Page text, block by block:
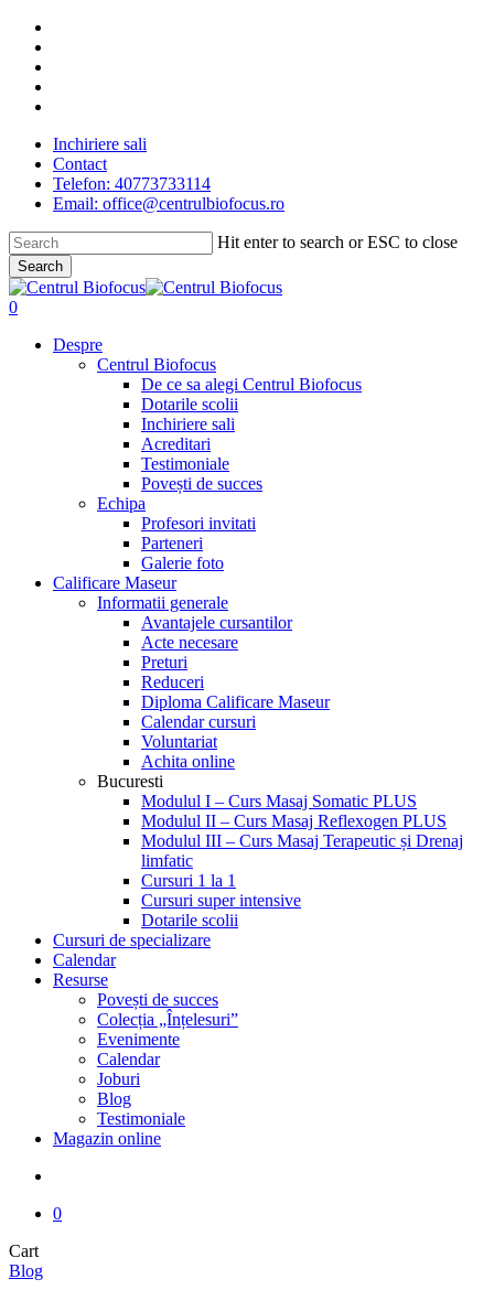
Skip
main
content
Inchiriere sali
Contact
Telefon: 40773733114
Email: office@centrulbiofocus.ro
Hit enter to search or ESC to close
Search
Close
Search
search
0
Despre
Centrul Biofocus
De ce sa alegi Centrul Biofocus
Dotarile scolii
Inchiriere sali
Acreditari
Testimoniale
Povești de succes
Echipa
Profesori invitati
Parteneri
Galerie foto
Calificare Maseur
Informatii generale
Avantajele cursantilor
Acte necesare
Preturi
Reduceri
Diploma Calificare Maseur
Calendar cursuri
Voluntariat
Achita online
Bucuresti
Modulul I – Curs Masaj Somatic PLUS
Modulul II – Curs Masaj Reflexogen PLUS
Modulul III – Curs Masaj Terapeutic și Drenaj
limfatic
Cursuri 1 la 1
Cursuri super intensive
Dotarile scolii
Cursuri de specializare
Calendar
Resurse
Povești de succes
Colecția „Înțelesuri”
Evenimente
Calendar
Joburi
Blog
Testimoniale
Magazin online
0
CartClose
Cart
Blog